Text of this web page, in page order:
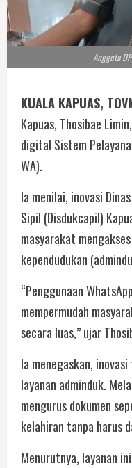
Anggota
KUALA KAPUAS,
Kapuas, Thosibae
digital Sistem
WA).
Ia menilai, inovasi
Sipil (Disdukcapil)
masyarakat
kependudukan
“Penggunaan
mempermudah
secara luas,” ujar
Ia menegaskan,
layanan adminduk.
mengurus dokumen
kelahiran tanpa harus
Menurutnya, layanan